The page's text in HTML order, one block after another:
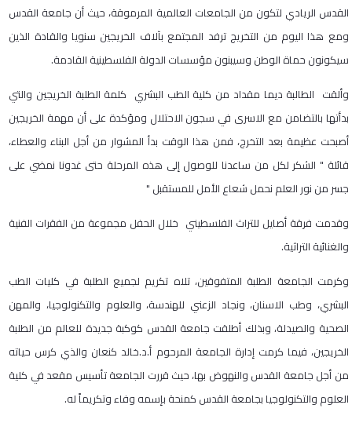
القدس الريادي لتكون من الجامعات العالمية المرموقة، حيث أن جامعة القدس
ومع هذا اليوم من التخريج ترفد المجتمع بآلاف الخريجين سنويا والقادة الذين
سيكونون حماة الوطن وسيبنون مؤسسات الدولة الفلسطينية القادمة.
وألقت الطالبة ديما مقداد من كلية الطب البشري كلمة الطلبة الخريجين والتي
بدأتها بالتضامن مع الاسرى في سجون الاحتلال ومؤكدة على أن مهمة الخريجين
أصبحت عظيمة بعد التخرج، فمن هذا الوقت بدأ المشوار من أجل البناء والعطاء،
قائلة " الشكر لكل من ساعدنا للوصول إلى هذه المرحلة حتى غدونا نمضي على
جسر من نور العلم نحمل شعاع الأمل للمستقبل "
وقدمت فرقة أصايل للتراث الفلسطيني خلال الحفل مجموعة من الفقرات الفنية
والغنائية التراثية.
وكرمت الجامعة الطلبة المتفوقين، تلاه تكريم لجميع الطلبة في كليات الطب
البشري، وطب الاسنان، ونجاد الزعني للهندسة، والعلوم والتكنولوجيا، والمهن
الصحية والصيدلة، وبذلك أطلقت جامعة القدس كوكبة جديدة للعالم من الطلبة
الخريجين، فيما كرمت إدارة الجامعة المرحوم أ.د.خالد كنعان والذي كرس حياته
من أجل جامعة القدس والنهوض بها، حيث قررت الجامعة تأسيس مقعد في كلية
العلوم والتكنولوجيا بجامعة القدس كمنحة بإسمه وفاء وتكريماً له.